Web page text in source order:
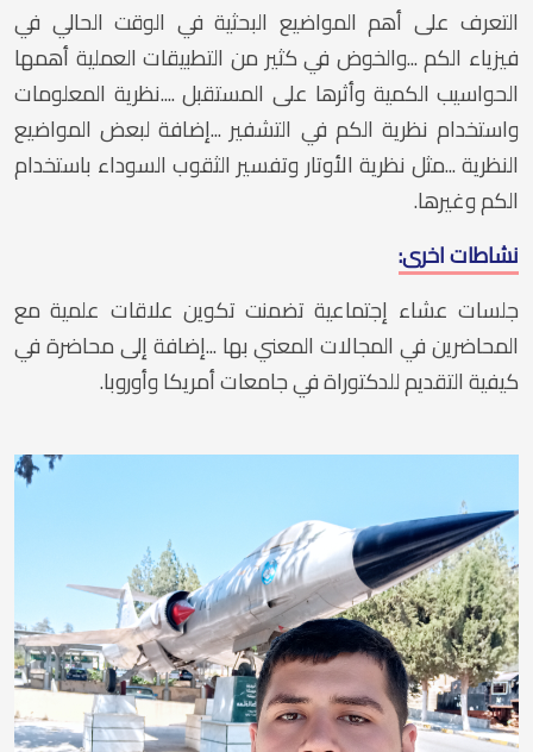
التعرف على أهم المواضيع البحثية في الوقت الحالي في
فيزياء الكم ...والخوض في كثير من التطبيقات العملية أهمها
الحواسيب الكمية وأثرها على المستقبل ....نظرية المعلومات
واستخدام نظرية الكم في التشفير ...إضافة لبعض المواضيع
النظرية ...مثل نظرية الأوتار وتفسير الثقوب السوداء باستخدام
الكم وغيرها.
نشاطات اخرى:
جلسات عشاء إجتماعية تضمنت تكوين علاقات علمية مع
المحاضرين في المجالات المعني بها ...إضافة إلى محاضرة في
كيفية التقديم للدكتوراة في جامعات أمريكا وأوروبا.